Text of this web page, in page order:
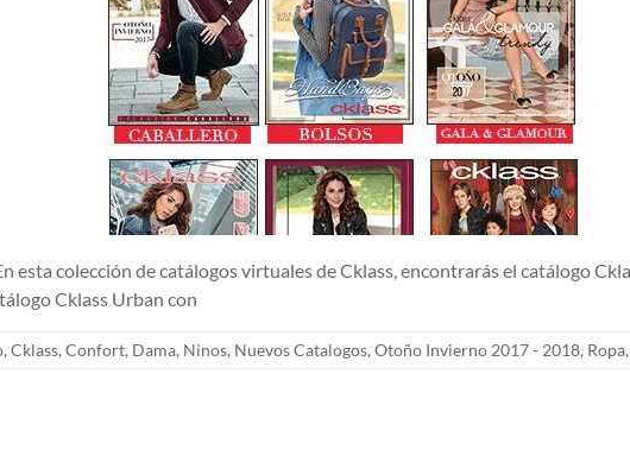
colección de catálogos virtuales de Cklass, encontrarás el catálogo
Cklass Urban con
, Cklass, Confort, Dama, Ninos, Nuevos Catalogos, Otoño Invierno 2017 - 2018, Ropa,